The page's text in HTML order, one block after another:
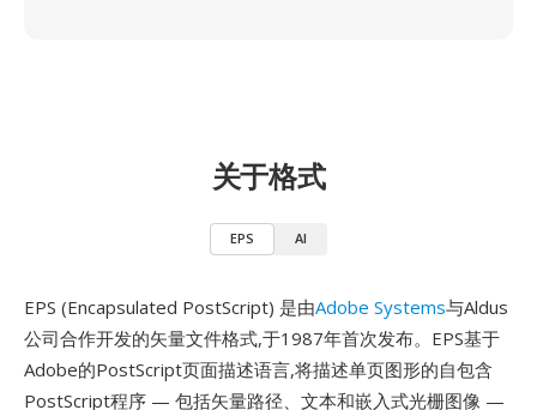
关于格式
EPS AI
EPS (Encapsulated PostScript) 是由Adobe Systems与Aldus
公司合作开发的矢量文件格式,于1987年首次发布。EPS基于
Adobe的PostScript页面描述语言,将描述单页图形的自包含
PostScript程序 — 包括矢量路径、文本和嵌入式光栅图像 —